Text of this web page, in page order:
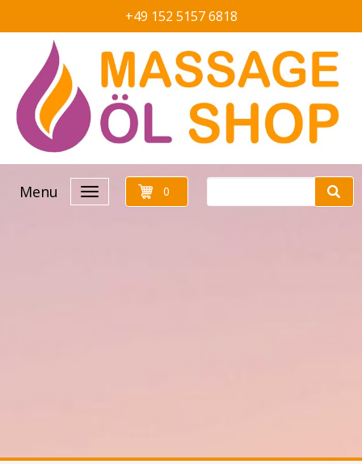
+49 152 5157 6818
Menu 0